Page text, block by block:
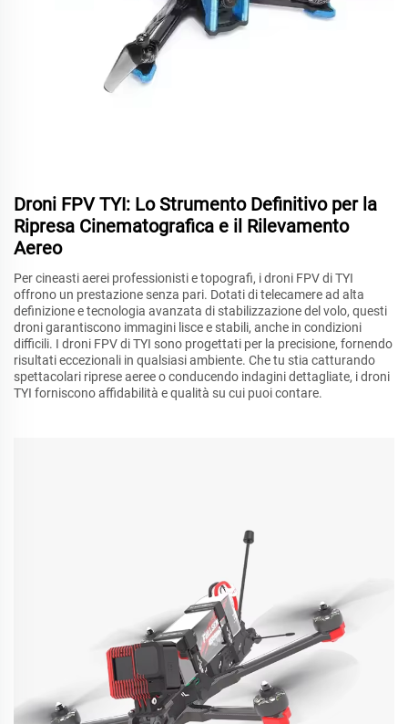
Droni FPV TYI: Lo Strumento Definitivo per la
Ripresa Cinematografica e il Rilevamento
Aereo
Per cineasti aerei professionisti e topografi, i droni FPV di TYI
offrono un prestazione senza pari. Dotati di telecamere ad alta
definizione e tecnologia avanzata di stabilizzazione del volo, questi
droni garantiscono immagini lisce e stabili, anche in condizioni
difficili. I droni FPV di TYI sono progettati per la precisione, fornendo
risultati eccezionali in qualsiasi ambiente. Che tu stia catturando
spettacolari riprese aeree o conducendo indagini dettagliate, i droni
TYI forniscono affidabilità e qualità su cui puoi contare.